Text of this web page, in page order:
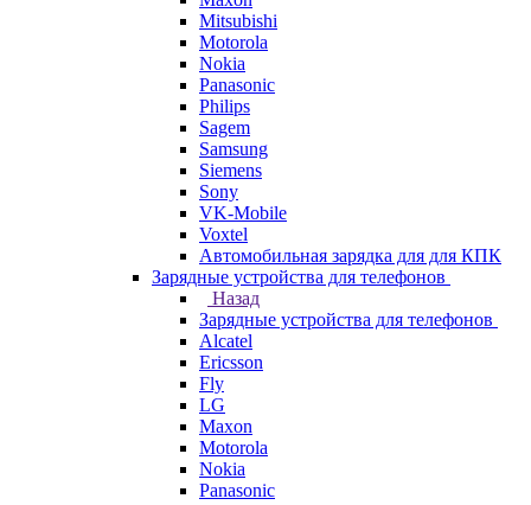
Mitsubishi
Motorola
Nokia
Panasonic
Philips
Sagem
Samsung
Siemens
Sony
VK-Mobile
Voxtel
Автомобильная зарядка для для КПК
Зарядные устройства для телефонов
Назад
Зарядные устройства для телефонов
Alcatel
Ericsson
Fly
LG
Maxon
Motorola
Nokia
Panasonic